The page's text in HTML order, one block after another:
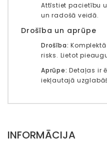
Attīstiet pacietību
un radošā veidā.
Drošība un aprūpe
Drošība:
risks. Lietot
Aprūpe: Detaļas ir
iekļautajā
INFORMĀCIJA